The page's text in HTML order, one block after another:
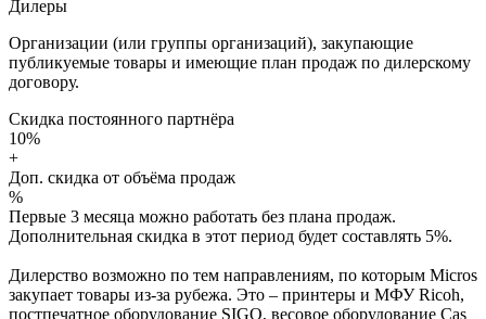
Дилеры
Организации (или группы организаций), закупающие
публикуемые товары и имеющие план продаж по дилерскому
договору.
Скидка постоянного партнёра
10%
+
Доп. скидка от объёма продаж
%
Первые 3 месяца можно работать без плана продаж.
Дополнительная скидка в этот период будет составлять 5%.
Дилерство возможно по тем направлениям, по которым Micros
закупает товары из-за рубежа. Это – принтеры и МФУ Ricoh,
постпечатное оборудование SIGO, весовое оборудование Cas